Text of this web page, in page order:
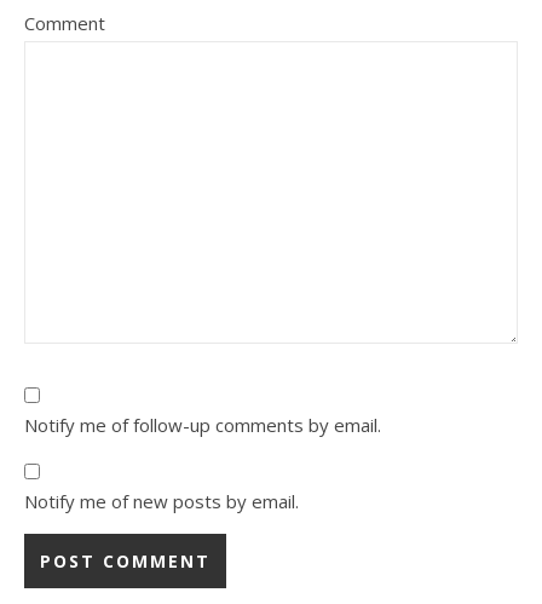
Comment
Notify me of follow-up comments by email.
Notify me of new posts by email.